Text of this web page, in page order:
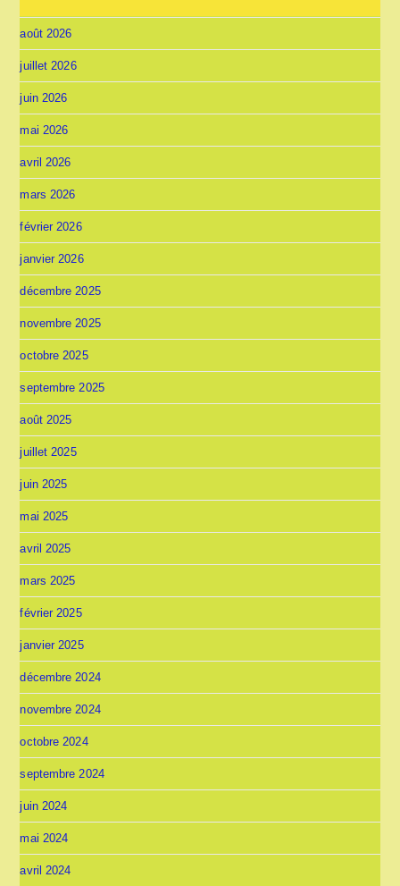
août 2026
juillet 2026
juin 2026
mai 2026
avril 2026
mars 2026
février 2026
janvier 2026
décembre 2025
novembre 2025
octobre 2025
septembre 2025
août 2025
juillet 2025
juin 2025
mai 2025
avril 2025
mars 2025
février 2025
janvier 2025
décembre 2024
novembre 2024
octobre 2024
septembre 2024
juin 2024
mai 2024
avril 2024